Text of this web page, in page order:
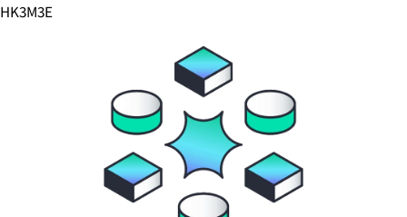
前往 HPE 商店浏览、配置和订购。
立即购买
HK3M3E